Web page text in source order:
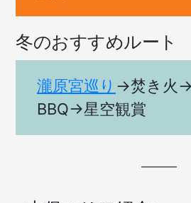
冬のおすすめルート
瀧原宮巡り →焚き火
BBQ→星空観賞